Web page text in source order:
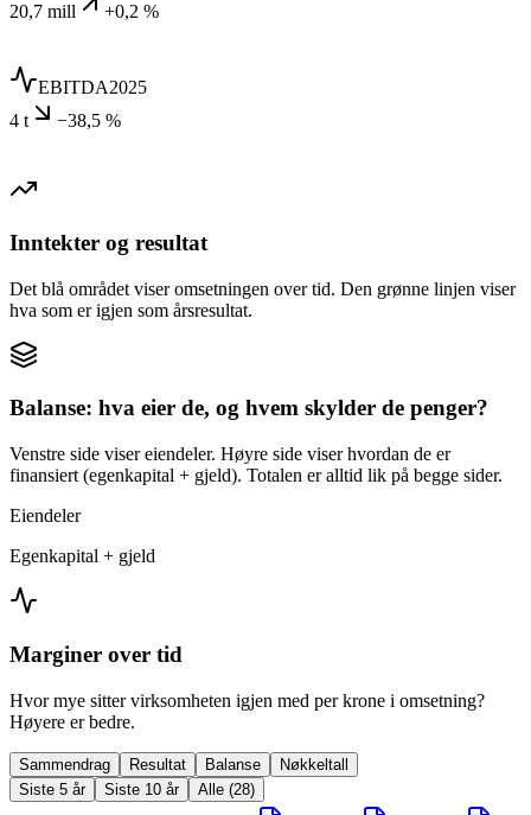
20,7 mill
+0,2 %
EBITDA2025
4 t
−38,5 %
Inntekter og resultat
Det blå området viser omsetningen over tid. Den grønne linjen viser
hva som er igjen som årsresultat.
Balanse: hva eier de, og hvem skylder de penger?
Venstre side viser eiendeler. Høyre side viser hvordan de er
finansiert (egenkapital + gjeld). Totalen er alltid lik på begge sider.
Eiendeler
Egenkapital + gjeld
Marginer over tid
Hvor mye sitter virksomheten igjen med per krone i omsetning?
Høyere er bedre.
Sammendrag Resultat Balanse
Nøkkeltall
Siste 5 år
Siste 10 år Alle (28)